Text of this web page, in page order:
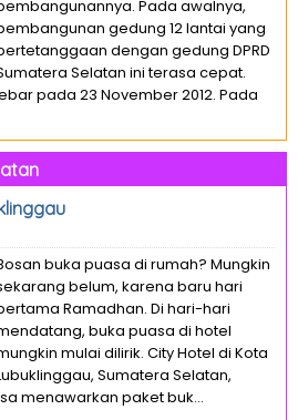
Pada awalnya,
gedung 12 lantai yang
dengan gedung DPRD
Selatan ini terasa cepat.
pada 23 November 2012. Pada
buka puasa di rumah? Mungkin
belum, karena baru hari
Ramadhan. Di hari-hari
buka puasa di hotel
mulai dilirik. City Hotel di Kota
Sumatera Selatan,
menawarkan paket buk...